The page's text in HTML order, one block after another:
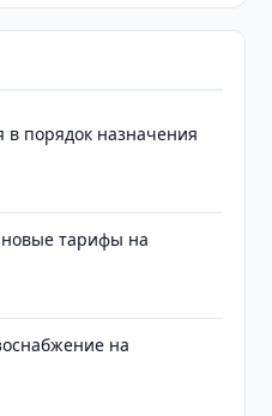
порядок назначения
новые тарифы на
на